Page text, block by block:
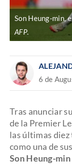
Son Heung-min,
AFP.
6 de
Tras anunciar
de la Premier
las últimas
como una de
Son Heung-min